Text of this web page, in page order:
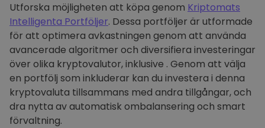
Utforska möjligheten att köpa genom Kriptomats
Intelligenta Portföljer. Dessa portföljer är utformade
för att optimera avkastningen genom att använda
avancerade algoritmer och diversifiera investeringar
över olika kryptovalutor, inklusive . Genom att välja
en portfölj som inkluderar kan du investera i denna
kryptovaluta tillsammans med andra tillgångar, och
dra nytta av automatisk ombalansering och smart
förvaltning.